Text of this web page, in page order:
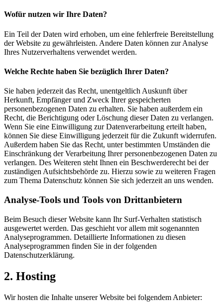
Wofür nutzen wir Ihre Daten?
Ein Teil der Daten wird erhoben, um eine fehlerfreie Bereitstellung
der Website zu gewährleisten. Andere Daten können zur Analyse
Ihres Nutzerverhaltens verwendet werden.
Welche Rechte haben Sie bezüglich Ihrer Daten?
Sie haben jederzeit das Recht, unentgeltlich Auskunft über
Herkunft, Empfänger und Zweck Ihrer gespeicherten
personenbezogenen Daten zu erhalten. Sie haben außerdem ein
Recht, die Berichtigung oder Löschung dieser Daten zu verlangen.
Wenn Sie eine Einwilligung zur Datenverarbeitung erteilt haben,
können Sie diese Einwilligung jederzeit für die Zukunft widerrufen.
Außerdem haben Sie das Recht, unter bestimmten Umständen die
Einschränkung der Verarbeitung Ihrer personenbezogenen Daten zu
verlangen. Des Weiteren steht Ihnen ein Beschwerderecht bei der
zuständigen Aufsichtsbehörde zu. Hierzu sowie zu weiteren Fragen
zum Thema Datenschutz können Sie sich jederzeit an uns wenden.
Analyse-Tools und Tools von Dritt­anbietern
Beim Besuch dieser Website kann Ihr Surf-Verhalten statistisch
ausgewertet werden. Das geschieht vor allem mit sogenannten
Analyseprogrammen. Detaillierte Informationen zu diesen
Analyseprogrammen finden Sie in der folgenden
Datenschutzerklärung.
2. Hosting
Wir hosten die Inhalte unserer Website bei folgendem Anbieter: